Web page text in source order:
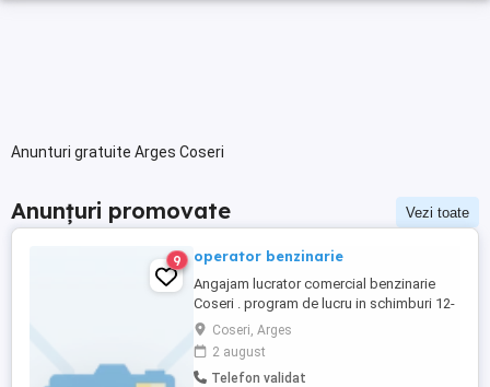
Anunturi gratuite Arges Coseri
Anunțuri promovate Vezi toate
9 operator benzinarie
Angajam lucrator comercial benzinarie
Coseri . program de lucru in schimburi 12-
24,12-48.(munca in ture de noapte si
weekend) contract de munca pe perioada
nederminata.
Coseri, Arges
2 august
Telefon validat